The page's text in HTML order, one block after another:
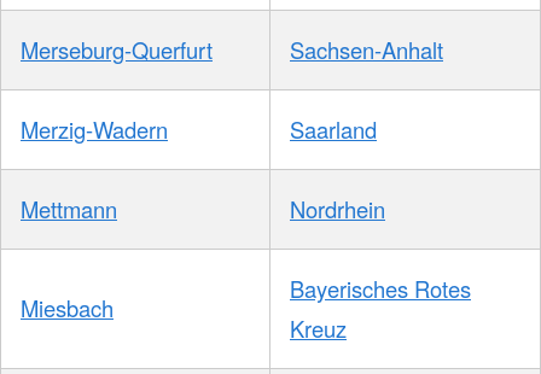
Merseburg-Querfurt Sachsen-Anhalt
Merzig-Wadern Saarland
Mettmann Nordrhein
Miesbach
Bayerisches Rotes
Kreuz